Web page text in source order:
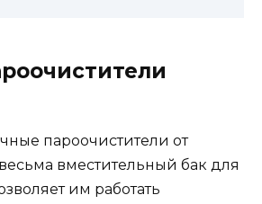
пароочистители от
вместительный бак для
им работать